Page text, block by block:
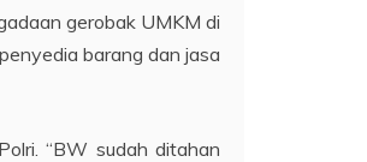
gerobak UMKM di
barang dan jasa
“BW sudah ditahan